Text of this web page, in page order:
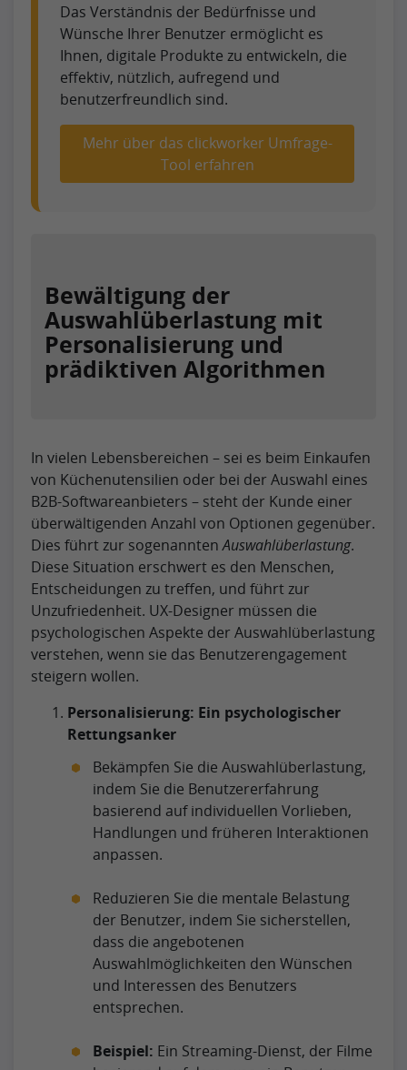
Das Verständnis der Bedürfnisse und
Wünsche Ihrer Benutzer ermöglicht es
Ihnen, digitale Produkte zu entwickeln, die
effektiv, nützlich, aufregend und
benutzerfreundlich sind.
Mehr über das clickworker Umfrage-
Tool erfahren
Bewältigung der
Auswahlüberlastung mit
Personalisierung und
prädiktiven Algorithmen
In vielen Lebensbereichen – sei es beim Einkaufen
von Küchenutensilien oder bei der Auswahl eines
B2B-Softwareanbieters – steht der Kunde einer
überwältigenden Anzahl von Optionen gegenüber.
Dies führt zur sogenanntenAuswahlüberlastung.
Diese Situation erschwert es den Menschen,
Entscheidungen zu treffen, und führt zur
Unzufriedenheit. UX-Designer müssen die
psychologischen Aspekte der Auswahlüberlastung
verstehen, wenn sie das Benutzerengagement
steigern wollen.
Personalisierung: Ein psychologischer
Rettungsanker
Bekämpfen Sie die Auswahlüberlastung,
indem Sie die Benutzererfahrung
basierend auf individuellen Vorlieben,
Handlungen und früheren Interaktionen
anpassen.
Reduzieren Sie die mentale Belastung
der Benutzer, indem Sie sicherstellen,
dass die angebotenen
Auswahlmöglichkeiten den Wünschen
und Interessen des Benutzers
entsprechen.
Beispiel: Ein Streaming-Dienst, der Filme